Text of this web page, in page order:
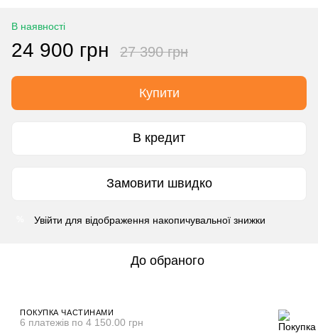
В наявності
24 900 грн 27 390 грн
Купити
В кредит
Замовити швидко
Увійти для відображення накопичувальної знижки
До обраного
ПОКУПКА ЧАСТИНАМИ
6 платежів по 4 150.00 грн